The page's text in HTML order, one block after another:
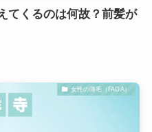
てくるのは何故？前髪が
女性の薄毛（FAGA）